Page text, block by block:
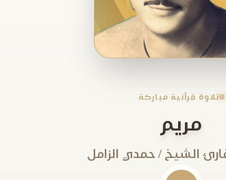
تلاوة قرآنية مباركة
مريم
الشيخ / حمدي الزامل